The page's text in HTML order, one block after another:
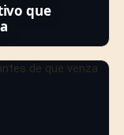
que